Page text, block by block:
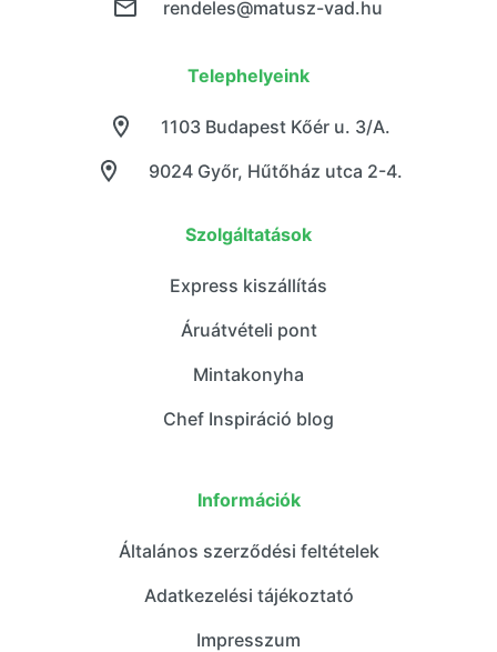
rendeles@matusz-vad.hu
Telephelyeink
9024 Győr, Hűtőház utca 2-4.
1103 Budapest Kőér u. 3/A.
Szolgáltatások
Express kiszállítás
Áruátvételi pont
Mintakonyha
Chef Inspiráció blog
Információk
Általános szerződési feltételek
Adatkezelési tájékoztató
Impresszum